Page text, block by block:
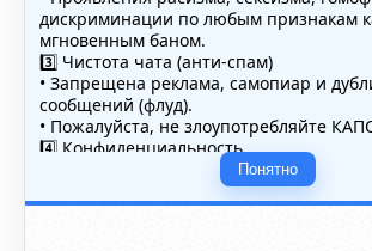
дискриминации по любым признакам
мгновенным баном.
3️⃣ Чистота чата (анти-спам)
• Запрещена реклама, самопиар и
сообщений (флуд).
• Пожалуйста, не злоупотребляйте
4️⃣ Конфиденциальность
• Не публикуйте личные данные —
(телефоны, адреса, документы).
5️⃣ Уместность контента
Понятно